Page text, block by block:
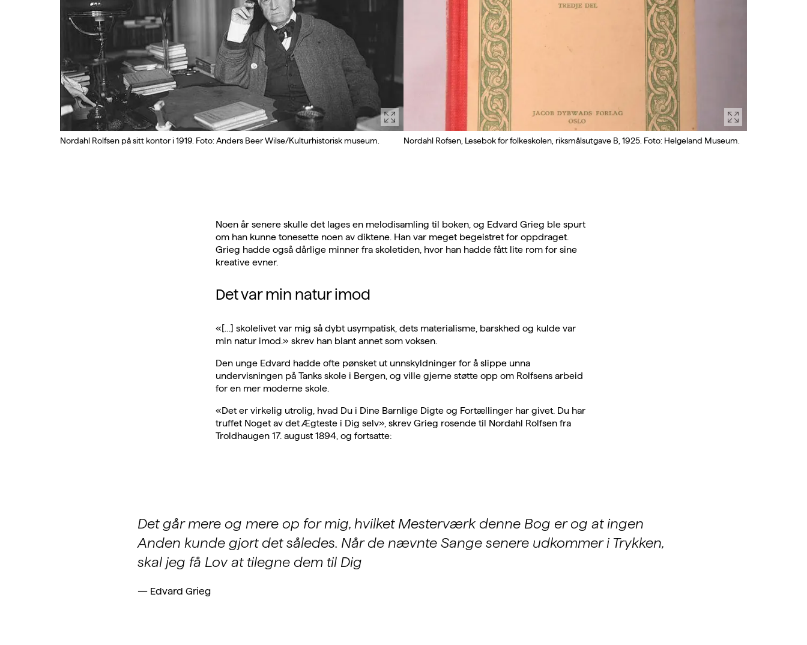
Nordahl Rolfsen på sitt kontor i 1919. Foto: Anders Beer Wilse/Kulturhistorisk museum. Nordahl Rofsen, Lesebok for folkeskolen, riksmålsutgave B, 1925. Foto: Helgeland Museum.
Noen år senere skulle det lages en melodisamling til boken, og Edvard Grieg ble spurt
om han kunne tonesette noen av diktene. Han var meget begeistret for oppdraget.
Grieg hadde også dårlige minner fra skoletiden, hvor han hadde fått lite rom for sine
kreative evner.
Det var min natur imod
«[…] skolelivet var mig så dybt usympatisk, dets materialisme, barskhed og kulde var
min natur imod.» skrev han blant annet som voksen.
Den unge Edvard hadde ofte pønsket ut unnskyldninger for å slippe unna
undervisningen på Tanks skole i Bergen, og ville gjerne støtte opp om Rolfsens arbeid
for en mer moderne skole.
«Det er virkelig utrolig, hvad Du i Dine Barnlige Digte og Fortællinger har givet. Du har
truffet Noget av det Ægteste i Dig selv», skrev Grieg rosende til Nordahl Rolfsen fra
Troldhaugen 17. august 1894, og fortsatte:
Det går mere og mere op for mig, hvilket Mesterværk denne Bog er og at ingen
Anden kunde gjort det således. Når de nævnte Sange senere udkommer i Trykken,
skal jeg få Lov at tilegne dem til Dig
— Edvard Grieg